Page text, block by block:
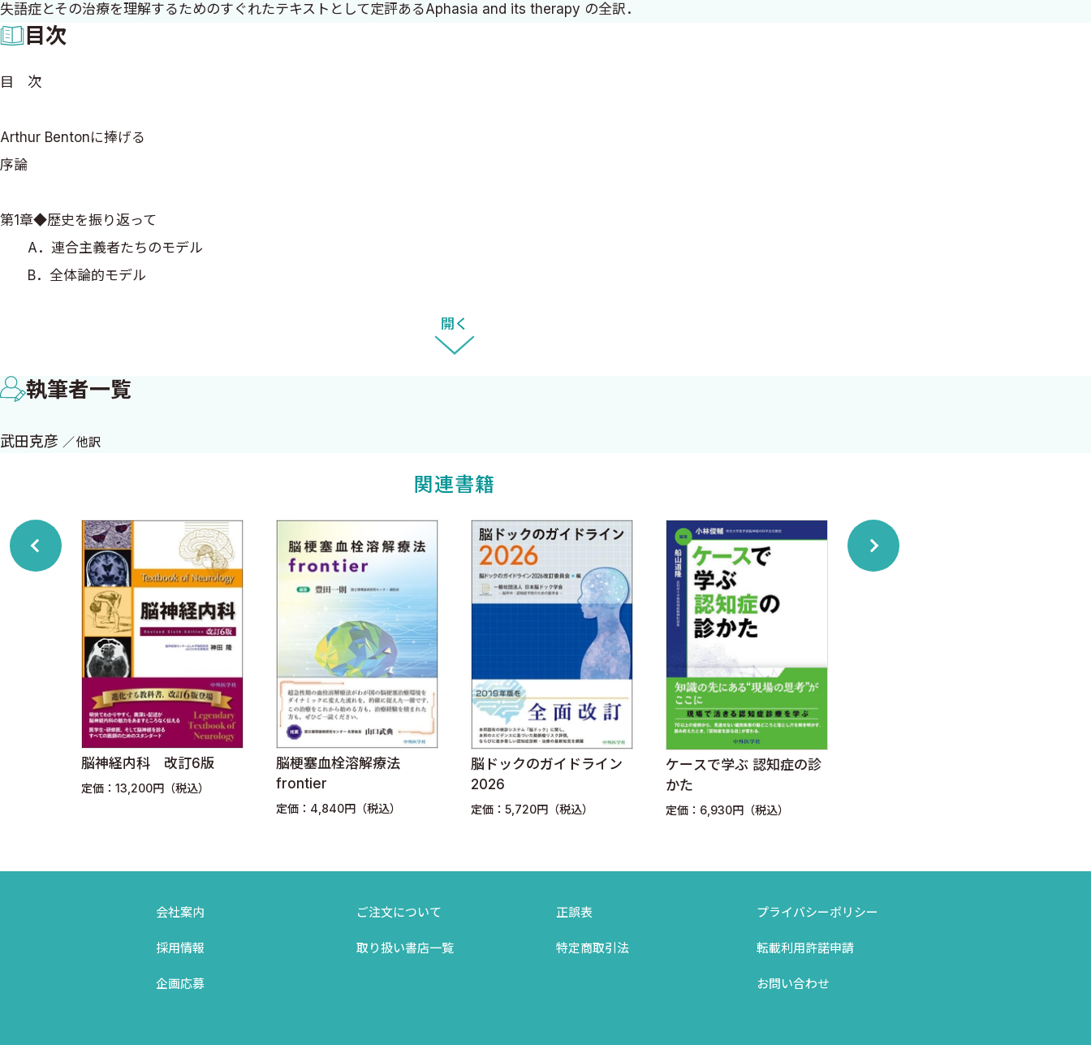
失語症とその治療を理解するためのすぐれたテキストとして定評あるAphasia and its therapy の全訳．
目次
目 次
Arthur Bentonに捧げる
序論
第1章◆歴史を振り返って
A．連合主義者たちのモデル
B．全体論的モデル
A．Luriaの分類
D．新連合主義者理論のいくつかの限界
E．別の臨床的アプローチ
第3章◆失語の治療 -- 第一次大戦〜1970年代 --
A．第一次世界大戦〜第二次世界大戦
B．第二次大戦〜1970年代
C．刺激法
D．行動変容アプローチ
E．Luriaの機能再編成アプローチ
F．語用論的アプローチ
第4章◆失語治療の有効性
B．コントロール群をおかない臨床研究
開く
執筆者一覧
武田克彦 他訳
関連書籍
脳神経内科 改訂6版
定価：13,200円（税込）
脳梗塞血栓溶解療法
frontier
定価：4,840円（税込）
脳ドックのガイドライン
2026
定価：5,720円（税込）
ケースで学ぶ 認知症の診
かた
定価：6,930円（税込）
会社案内
採用情報
企画応募
ご注文について
取り扱い書店一覧
正誤表
特定商取引法
プライバシーポリシー
転載利用許諾申請
お問い合わせ